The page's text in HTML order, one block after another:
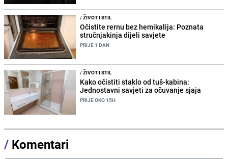
/ŽIVOT I STIL
Očistite rernu bez hemikalija: Poznata
stručnjakinja dijeli savjete
PRIJE 1 DAN
/ŽIVOT I STIL
Kako očistiti staklo od tuš-kabina:
Jednostavni savjeti za očuvanje sjaja
PRIJE OKO 15H
/ Komentari